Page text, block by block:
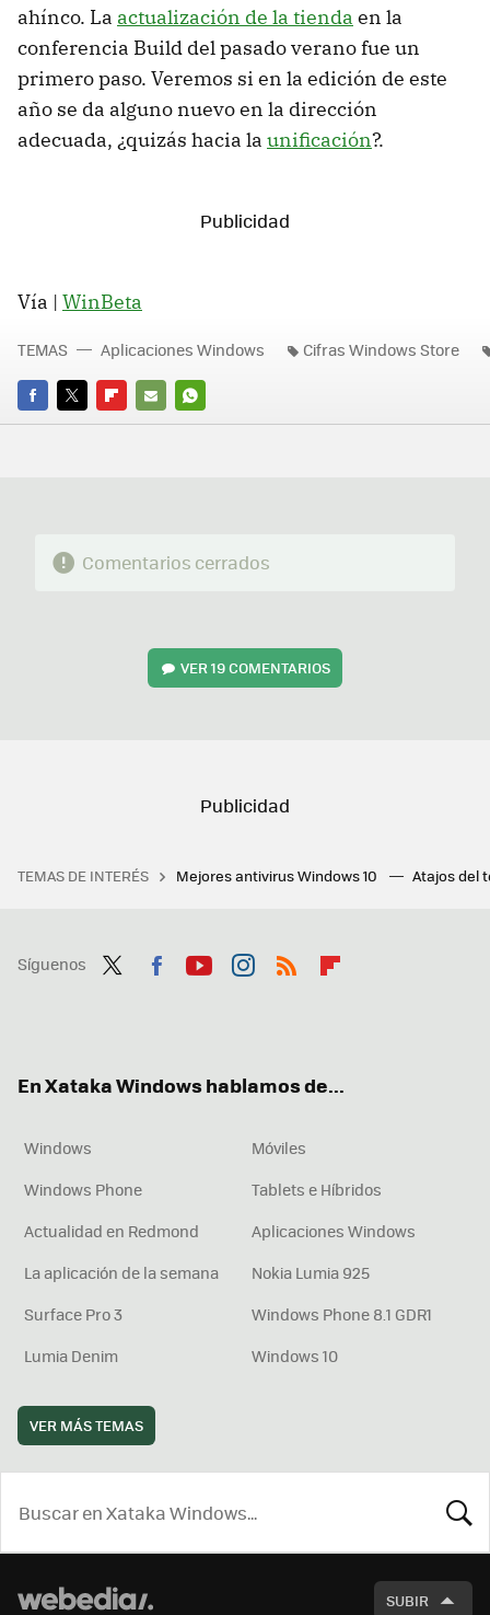
ahínco. La actualización de la tienda en la
conferencia Build del pasado verano fue un
primero paso. Veremos si en la edición de este
año se da alguno nuevo en la dirección
adecuada, ¿quizás hacia la unificación?.
Vía | WinBeta
FACEBOOK
TWITTERFLIPBOARD
E-
WHATSAPP
TEMAS Aplicaciones Windows Cifras Windows Store
Comentarios cerrados
VER19 COMENTARIOS
TEMAS DE INTERÉS Mejores antivirus Windows 10 Atajos del
Síguenos
En Xataka Windows hablamos de...
Windows
Móviles
Windows Phone
Tablets e Híbridos
Actualidad en Redmond
Aplicaciones Windows
La aplicación de la semana
Nokia Lumia 925
Surface Pro 3
Windows Phone 8.1 GDR1
Lumia Denim
Windows 10
VER MÁS TEMAS
SUBIR